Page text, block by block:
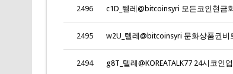
2496 c1D_텔레@bitcoinsyri 모든코인현금
2495 w2U_텔레@bitcoinsyri 문화상품권
2494 g8T_텔레@KOREATALK77 24시코인